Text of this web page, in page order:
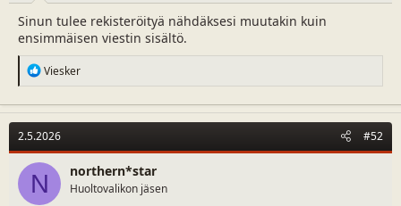
a
l
o
a
j
a
ä
ä
Sinun tulee rekisteröityä nähdäksesi muutakin kuin
ensimmäisen viestin sisältö.
R
e
c
t
i
o
n
:
Viesker
2.5.2026 #52
N northern*star
Huoltovalikon jäsen